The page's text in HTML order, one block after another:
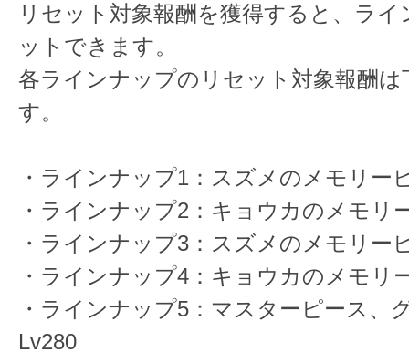
リセット対象報酬を獲得すると、ラ
ットできます。
各ラインナップのリセット対象報酬
す。
・ラインナップ1：スズメのメモリー
・ラインナップ2：キョウカのメモリ
・ラインナップ3：スズメのメモリー
・ラインナップ4：キョウカのメモリ
・ラインナップ5：マスターピース、
Lv280